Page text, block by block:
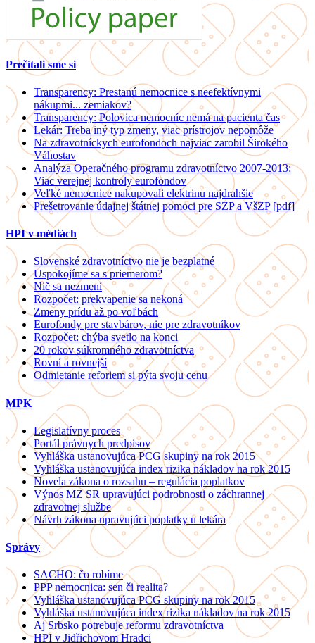
Prečítali sme si
Transparency: Prestanú nemocnice s neefektívnymi
nákupmi... zemiakov?
Transparency: Polovica nemocníc nemá na pacienta čas
Lekár: Treba iný typ zmeny, viac prístrojov nepomôže
Na zdravotníckych eurofondoch najviac zarobil Širokého
Váhostav
Analýza Operačného programu zdravotníctvo 2007-2013:
Viac verejnej kontroly eurofondov
Veľké nemocnice nakupovali elektrinu najdrahšie
Prešetrovanie údajnej štátnej pomoci pre SZP a VšZP [pdf]
HPI v médiách
Slovenské zdravotníctvo nie je bezplatné
Uspokojíme sa s priemerom?
Nič sa nezmení
Rozpočet: prekvapenie sa nekoná
Zmeny prídu až po voľbách
Eurofondy pre stavbárov, nie pre zdravotníkov
Rozpočet: chýba svetlo na konci
20 rokov súkromného zdravotníctva
Rovní a rovnejší
Odmietanie reforiem si pýta svoju cenu
MPK
Legislatívny proces
Portál právnych predpisov
Vyhláška ustanovujúca PCG skupiny na rok 2015
Vyhláška ustanovujúca index rizika nákladov na rok 2015
Novela zákona o rozsahu – regulácia poplatkov
Výnos MZ SR upravujúci podrobnosti o záchrannej
zdravotnej službe
Návrh zákona upravujúci poplatky u lekára
Správy
SACHO: čo robíme
PPP nemocnica: sen či realita?
Vyhláška ustanovujúca PCG skupiny na rok 2015
Vyhláška ustanovujúca index rizika nákladov na rok 2015
Aj Srbsko potrebuje reformu zdravotníctva
HPI v Jidřichovom Hradci